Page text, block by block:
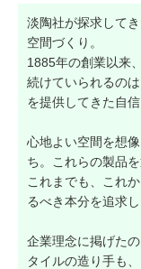
かたなび
すまいリング
Q＆A
淡陶社が探求して
空間づくり。
1885年の創業以来
続けていられるの
を提供してきた自
心地よい空間を想
ち。これらの製品
これまでも、これ
るべき本分を追求し
企業理念に掲げた
タイルの造り手も